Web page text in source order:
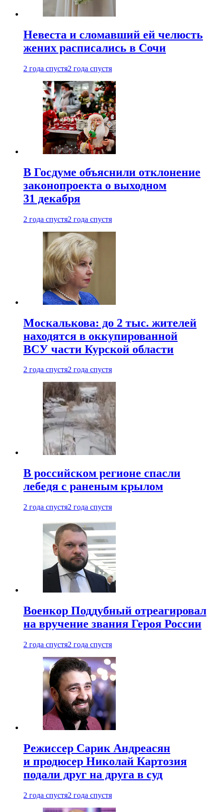
Невеста и сломавший ей челюсть
жених расписались в Сочи
2 года спустя2 года спустя
В Госдуме объяснили отклонение
законопроекта о выходном
31 декабря
2 года спустя2 года спустя
Москалькова: до 2 тыс. жителей
находятся в оккупированной
ВСУ части Курской области
2 года спустя2 года спустя
В российском регионе спасли
лебедя с раненым крылом
2 года спустя2 года спустя
Военкор Поддубный отреагировал
на вручение звания Героя России
2 года спустя2 года спустя
Режиссер Сарик Андреасян
и продюсер Николай Картозия
подали друг на друга в суд
2 года спустя2 года спустя